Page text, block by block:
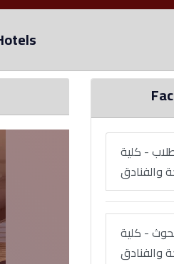
- كلية
والفنادق
- كلية
والفنادق